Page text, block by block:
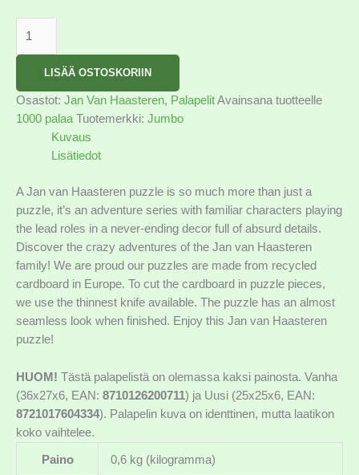
LISÄÄ OSTOSKORIIN
Osastot: Jan Van Haasteren, PalapelitAvainsana tuotteelle
1000 palaa Tuotemerkki: Jumbo
Kuvaus
Lisätiedot
A Jan van Haasteren puzzle is so much more than just a
puzzle, it’s an adventure series with familiar characters playing
the lead roles in a never-ending decor full of absurd details.
Discover the crazy adventures of the Jan van Haasteren
family! We are proud our puzzles are made from recycled
cardboard in Europe. To cut the cardboard in puzzle pieces,
we use the thinnest knife available. The puzzle has an almost
seamless look when finished. Enjoy this Jan van Haasteren
puzzle!
HUOM! Tästä palapelistä on olemassa kaksi painosta. Vanha
(36x27x6, EAN: 8710126200711) ja Uusi (25x25x6, EAN:
8721017604334). Palapelin kuva on identtinen, mutta laatikon
koko vaihtelee.
Paino 0,6 kg (kilogramma)